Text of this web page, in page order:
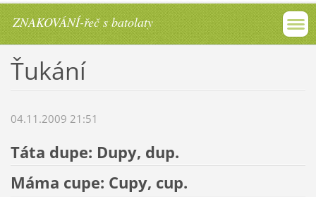
ZNAKOVÁNÍ-řeč s batolaty
Ťukání
04.11.2009 21:51
Táta dupe: Dupy, dup.
Máma cupe: Cupy, cup.